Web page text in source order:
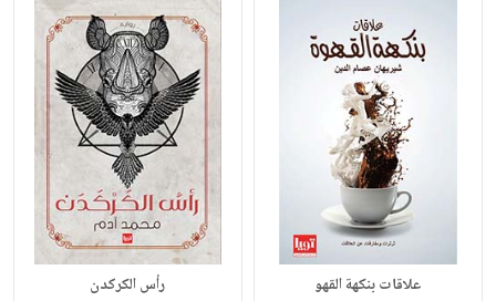
علاقات بنكهة القهو رأس الكركدن